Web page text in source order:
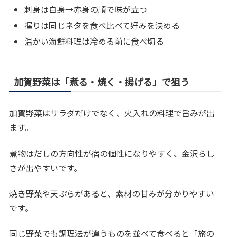
刺身は白身→赤身の順で味が立つ
握りは同じネタを食べ比べて好みを決める
温かい海鮮料理は冷める前に食べ切る
加賀野菜は「煮る・焼く・揚げる」で狙う
加賀野菜はサラダだけでなく、火入れの料理で旨みが出
ます。
煮物はだしの方向性が宿の個性になりやすく、金沢らし
さが出やすいです。
焼き野菜や天ぷらがあると、素材の甘みが分かりやすい
です。
同じ野菜でも調理法が違うものを並べて食べると「旅の